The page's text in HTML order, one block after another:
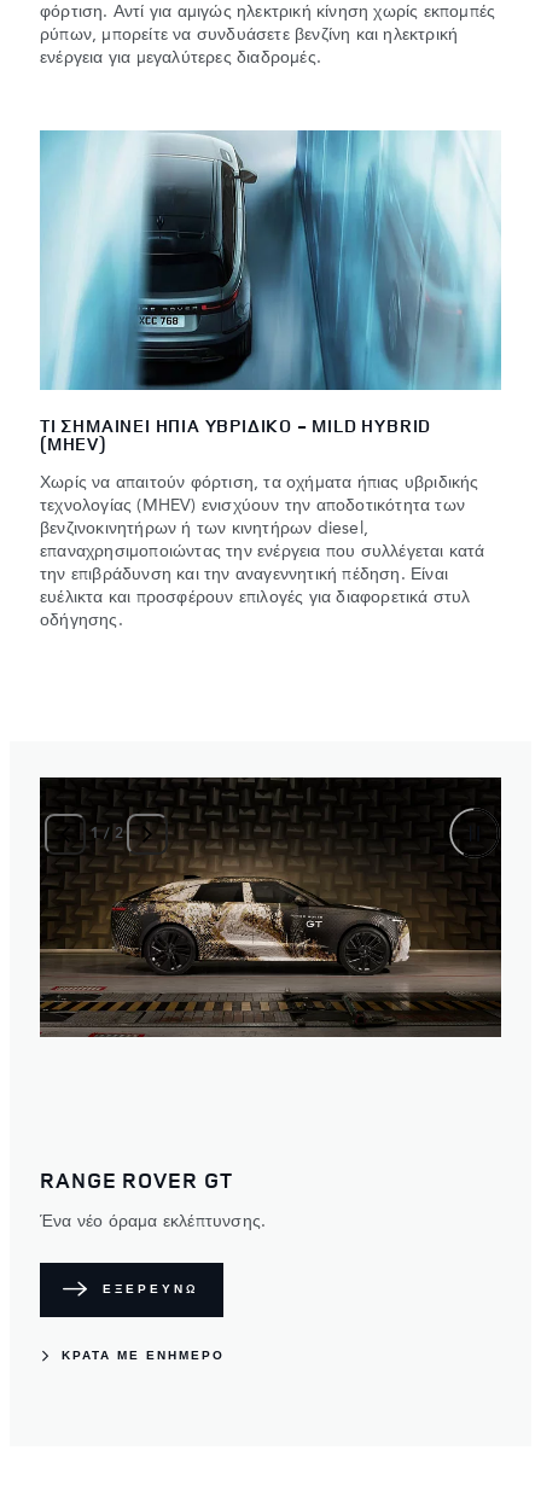
φόρτιση. Αντί για αμιγώς ηλεκτρική κίνηση χωρίς εκπομπές
ρύπων, μπορείτε να συνδυάσετε βενζίνη και ηλεκτρική
ενέργεια για μεγαλύτερες διαδρομές.
ΤΙ ΣΗΜΑΙΝΕΙ ΗΠΙΑ ΥΒΡΙΔΙΚΟ - MILD HYBRID
(MHEV)
Χωρίς να απαιτούν φόρτιση, τα οχήματα ήπιας υβριδικής
τεχνολογίας (MHEV) ενισχύουν την αποδοτικότητα των
βενζινοκινητήρων ή των κινητήρων diesel,
επαναχρησιμοποιώντας την ενέργεια που συλλέγεται κατά
την επιβράδυνση και την αναγεννητική πέδηση. Είναι
ευέλικτα και προσφέρουν επιλογές για διαφορετικά στυλ
οδήγησης.
1/ 2
RANGE ROVER GT
Ένα νέο όραμα εκλέπτυνσης.
ΕΞΕΡΕΥΝΩ
ΚΡΆΤΑ ΜΕ ΕΝΉΜΕΡΟ